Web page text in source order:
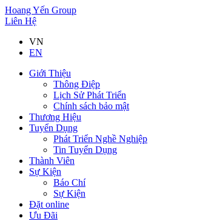
Hoang Yến Group
Liên Hệ
VN
EN
Giới Thiệu
Thông Điệp
Lịch Sử Phát Triển
Chính sách bảo mật
Thương Hiệu
Tuyển Dụng
Phát Triển Nghề Nghiệp
Tin Tuyển Dụng
Thành Viên
Sự Kiện
Báo Chí
Sự Kiện
Đặt online
Ưu Đãi